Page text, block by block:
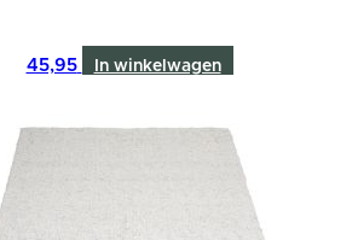
45,95 In winkelwagen